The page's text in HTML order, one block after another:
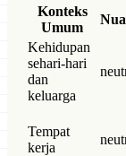
Konteks
Umum
Kehidupan
sehari-hari
dan
keluarga
Tempat
kerja